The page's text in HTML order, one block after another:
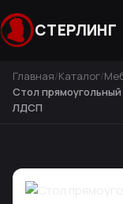
СТЕРЛИНГ
Главная Каталог
Стол
ЛДСП